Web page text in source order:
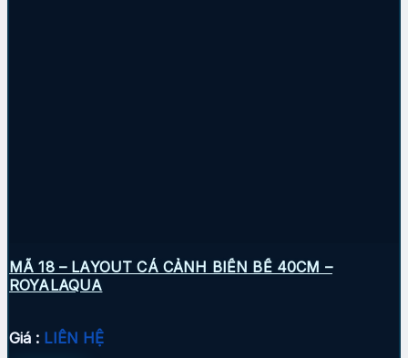
MÃ 18 – LAYOUT CÁ CẢNH BIỂN BỂ 40CM –
ROYALAQUA
Giá : LIÊN HỆ